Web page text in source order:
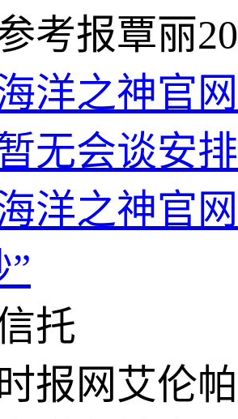
考报覃丽
洋之神官
无会谈安排
洋之神官
”
托
报网艾伦